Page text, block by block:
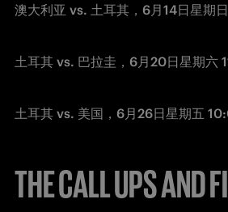
澳大利亚 vs. 土耳其，6月14日星期
土耳其 vs. 巴拉圭，6月20日星期六
土耳其 vs. 美国，6月26日星期五
THE CALL UPS AND